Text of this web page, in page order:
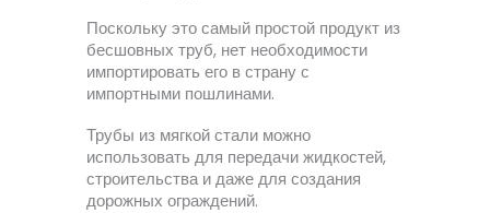
Поскольку это самый простой продукт из
бесшовных труб, нет необходимости
импортировать его в страну с
импортными пошлинами.
Трубы из мягкой стали можно
использовать для передачи жидкостей,
строительства и даже для создания
дорожных ограждений.